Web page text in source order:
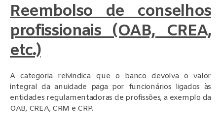
Reembolso de conselhos
profissionais (OAB, CREA,
etc.)
A categoria reivindica que o banco devolva o valor
integral da anuidade paga por funcionários ligados às
entidades regulamentadoras de profissões, a exemplo da
OAB, CREA, CRM e CRP.